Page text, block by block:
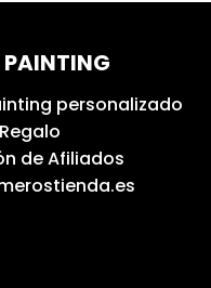
personalizado
de Afiliados